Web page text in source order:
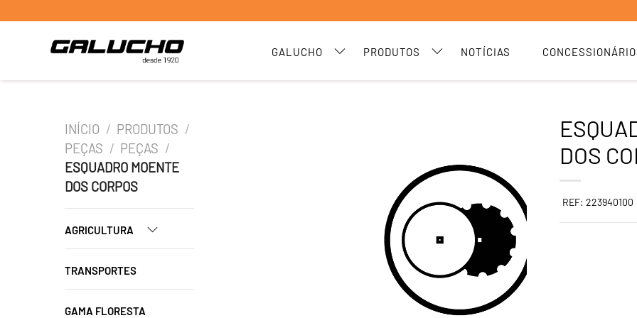
GALUCHO PRODUTOS NOTÍCIAS
INÍCIO / PRODUTOS /
PEÇAS / PEÇAS /
ESQUADRO MOENTE
DOS CORPOS
AGRICULTURA
TRANSPORTES
GAMA FLORESTA
DOS
REF: 223940100